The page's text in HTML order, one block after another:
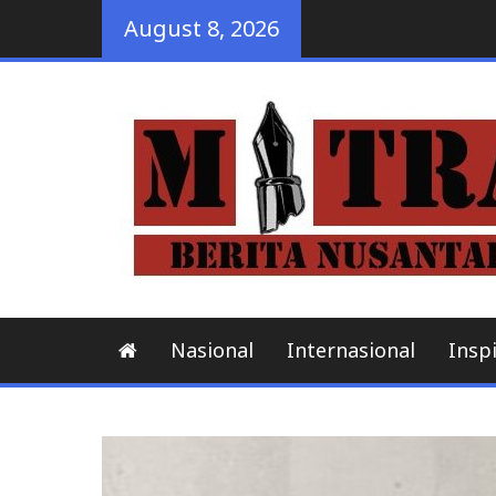
August 8, 2026
Nasional Internasional